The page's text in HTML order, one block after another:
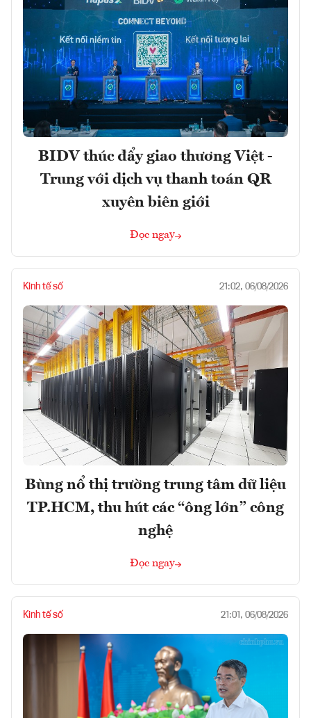
BIDV thúc đẩy giao thương Việt -
Trung với dịch vụ thanh toán QR
xuyên biên giới
Đọc ngay
Kinh tế số 21:02, 06/08/2026
Bùng nổ thị trường trung tâm dữ liệu
TP.HCM, thu hút các “ông lớn” công
nghệ
Đọc ngay
Kinh tế số 21:01, 06/08/2026